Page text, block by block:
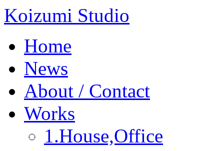
Koizumi Studio
Home
News
About / Contact
Works
1.House,Office